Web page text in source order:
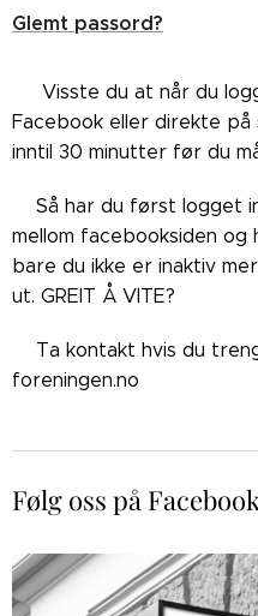
Glemt passord?
👉🏼Visste du at når du
Facebook eller direkte
inntil 30 minutter før du
👉🏼Så har du først
mellom facebooksiden og
bare du ikke er inaktiv
ut. GREIT Å VITE?
👉🏼Ta kontakt hvis du
foreningen.no
Følg oss på